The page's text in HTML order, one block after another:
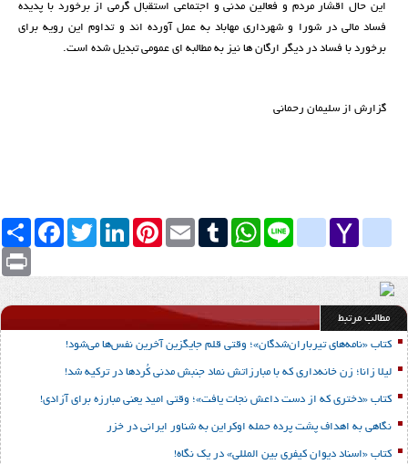
این حال اقشار مردم و فعالین مدنی و اجتماعی استقبال گرمی از برخورد با پدیده
فساد مالی در شورا و شهرداری مهاباد به عمل آورده اند و تداوم این رویه برای
برخورد با فساد در دیگر ارگان ها نیز به مطالبه ای عمومی تبدیل شده است.
گزارش از سلیمان رحمانی
Facebook TwitterLinkedInPinterest Email TumblrWhatsApp Line
google_bookmarks
Yahoo
yahoo_messenger
Print
مطالب مرتبط
کتاب «نامه‌های تیرباران‌شدگان»؛ وقتی قلم جایگزین آخرین نفس‌ها می‌شود!
لیلا زانا؛ زن خانه‌داری که با مبارزاتش نماد جنبش مدنی کُردها در ترکیه شد!
کتاب «دختری که از دست داعش نجات یافت»؛ وقتی امید یعنی مبارزه برای آزادی!
نگاهی به اهداف پشت پرده حمله اوکراین به شناور ایرانی در خزر
کتاب «اسناد دیوان کیفری بین المللی» در یک نگاه!